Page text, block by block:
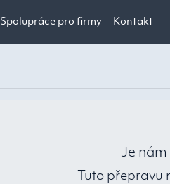
Spolupráce pro firmy Kontakt
Je
Tuto přepravu